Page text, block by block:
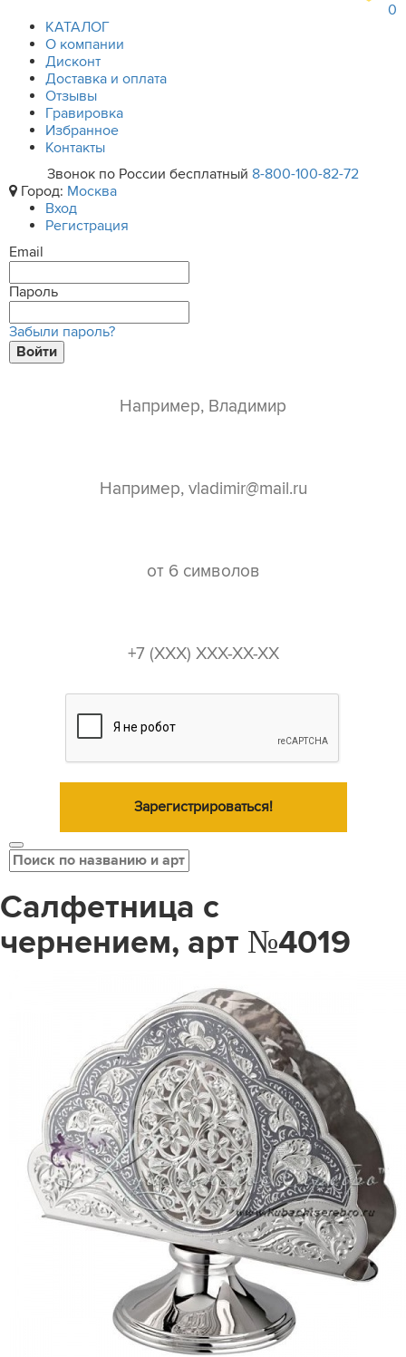
0
КАТАЛОГ
О компании
Дисконт
Доставка и оплата
Отзывы
Гравировка
Избранное
Контакты
Звонок по России бесплатный 8-800-100-82-72
Город: Москва
Вход
Регистрация
Email
Пароль
Забыли пароль?
Войти
Зарегистрироваться!
Салфетница с
чернением, арт №4019